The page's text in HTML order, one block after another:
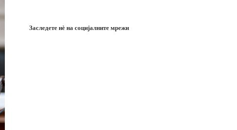
Заследете нѐ на социјалните мрежи